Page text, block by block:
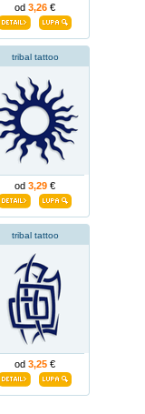
od 3,26 €
tribal tattoo
od 3,29 €
tribal tattoo
od 3,25 €